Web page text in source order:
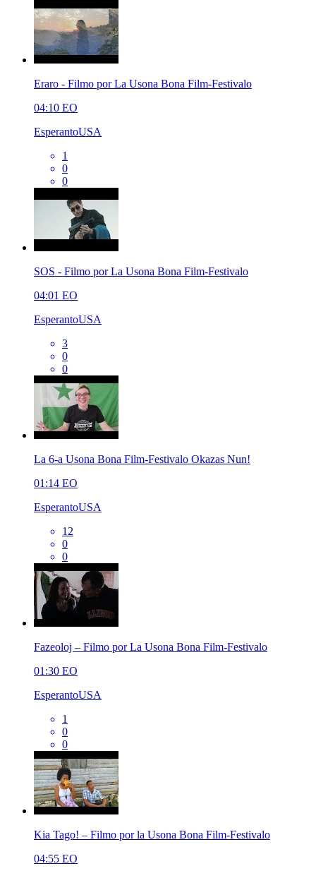
Eraro - Filmo por La Usona Bona Film-Festivalo
04:10 EO
EsperantoUSA
1
0
0
SOS - Filmo por La Usona Bona Film-Festivalo
04:01 EO
EsperantoUSA
3
0
0
La 6-a Usona Bona Film-Festivalo Okazas Nun!
01:14 EO
EsperantoUSA
12
0
0
Fazeoloj – Filmo por La Usona Bona Film-Festivalo
01:30 EO
EsperantoUSA
1
0
0
Kia Tago! – Filmo por la Usona Bona Film-Festivalo
04:55 EO